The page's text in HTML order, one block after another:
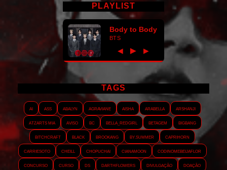
PLAYLIST
Body to Body
BTS
◀ ► ▶
TAGS
AI ASS Abalyn Agraviane Aisha Arabella
Arshanji
Atzarts Mia
Aviso BC Bella_RedGirl Betagem
Bigbang
Bitchcraft
Black Brookang By.summer
Caprihorn
Carriesoto
Cheill Chopuchai Cianamoon
Codinomebeijaflor
Concurso
Curso DS Darthflowers Divulgação Doação